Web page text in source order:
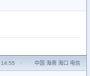
14:55 · 中国 海南 海口 电信